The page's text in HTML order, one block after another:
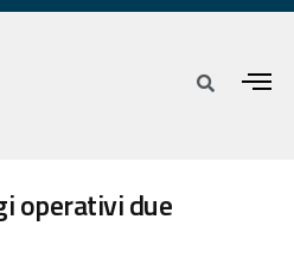
operativi due